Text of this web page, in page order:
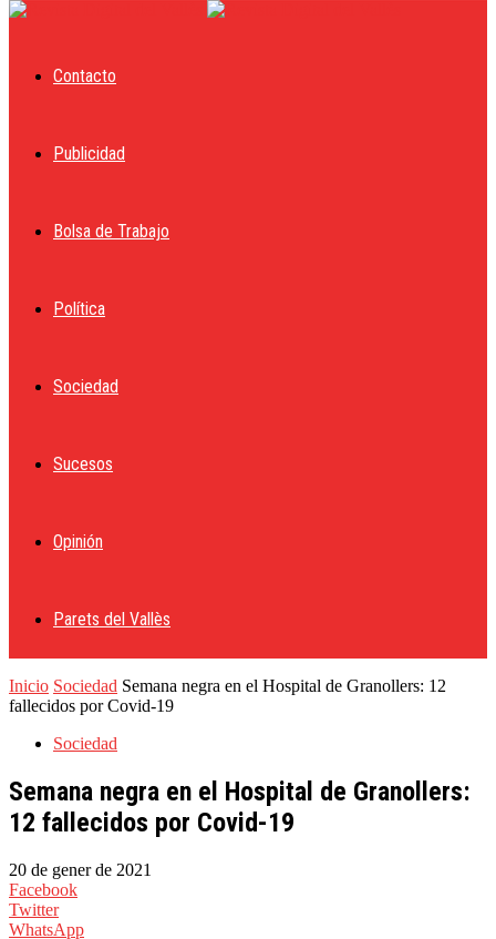
Contacto
Publicidad
Bolsa de Trabajo
Política
Sociedad
Sucesos
Opinión
Parets del Vallès
Inicio Sociedad Semana negra en el Hospital de Granollers: 12
fallecidos por Covid-19
Sociedad
Semana negra en el Hospital de Granollers:
12 fallecidos por Covid-19
20 de gener de 2021
Facebook
Twitter
WhatsApp